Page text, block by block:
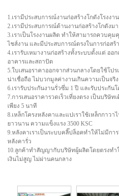
1.เรามีประสบการณ์งานก่อสร้างโกดัง​โรงงา
2.เรามีประสบการณ์​ด้านงานก่อสร้างโกดังมา
3.เราเป็นโรงงานผลิต​ ทำให้สามารถควบคุ
ไชส์งาน​ และมีประสบการณ์ตรงในการก่อสร้า
4.เรารับเหมางานก่อสร้างทั้งระบบตั้งแต่​ อ
อาคารและสถาปัต
5.ใบเสนอราคาออกจากส่วนกลาง​โดยใช้โ
น่าเชื่อถือ​ ไม่บวกมูลค่างานเกินความเป็นจริง
6.เรารับประกันงานรั่วซึ่ม​ 1 ปี​ และรับประกันโ
7.การเสนอราคารวดเร็วเที่ยงตรง​ เป็นบริษัท
เพียง​ 5 นาที
8.เหล็กโครงหลังคาและแป​เราใช้เหล็กกาว
ยาวนาน​ ความแข็งแรง​ 3500​ KSC
9.หลังคาเราเป็นระบบคลิ๊ปล็อคทำให้ไม่มีกา
หลังคารั่ว
10.ลูกค้าทำสัญญากับบริษัทผู้ผลิตโดยตรงทำ
เงินไม่สูญ ไม่ผ่านคนกลาง